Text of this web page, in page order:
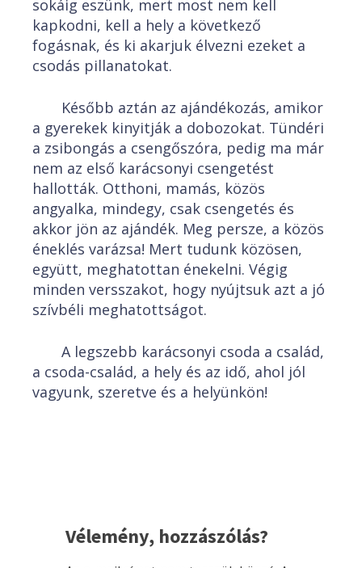
sokáig eszünk, mert most nem kell
kapkodni, kell a hely a következő
fogásnak, és ki akarjuk élvezni ezeket a
csodás pillanatokat.
Később aztán az ajándékozás, amikor
a gyerekek kinyitják a dobozokat. Tündéri
a zsibongás a csengőszóra, pedig ma már
nem az első karácsonyi csengetést
hallották. Otthoni, mamás, közös
angyalka, mindegy, csak csengetés és
akkor jön az ajándék. Meg persze, a közös
éneklés varázsa! Mert tudunk közösen,
együtt, meghatottan énekelni. Végig
minden versszakot, hogy nyújtsuk azt a jó
szívbéli meghatottságot.
A legszebb karácsonyi csoda a család,
a csoda-család, a hely és az idő, ahol jól
vagyunk, szeretve és a helyünkön!
Vélemény, hozzászólás?